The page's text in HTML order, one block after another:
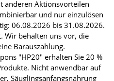
anderen Aktionsvorteilen
und nur einzulösen
06.08.2026 bis 31.08.2026.
Wir behalten uns vor, die
Barauszahlung.
"HP20" erhalten Sie 20 %
Nicht anwendbar auf
Säuglingsanfangsnahrung